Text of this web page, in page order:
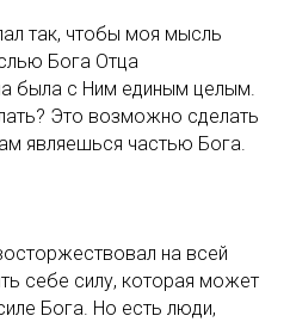
так, чтобы моя мысль
Бога Отца
была с Ним единым целым.
Это возможно сделать
являешься частью Бога.
на всей
себе силу, которая может
Бога. Но есть люди,